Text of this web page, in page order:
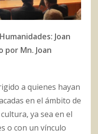
Joan
por Mn. Joan
a quienes hayan
en el ámbito de
ya sea en el
o con un vínculo